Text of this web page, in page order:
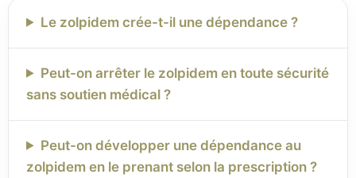
Le zolpidem crée-t-il une dépendance ?
Peut-on arrêter le zolpidem en toute sécurité
sans soutien médical ?
Peut-on développer une dépendance au
zolpidem en le prenant selon la prescription ?